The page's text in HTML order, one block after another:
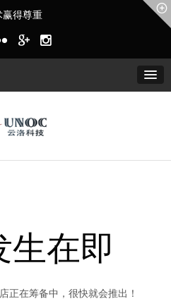
赢得尊重
生在即
正在筹备中，很快就会推出！